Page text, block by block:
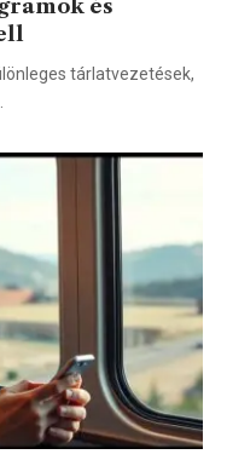
és
tárlatvezetések,